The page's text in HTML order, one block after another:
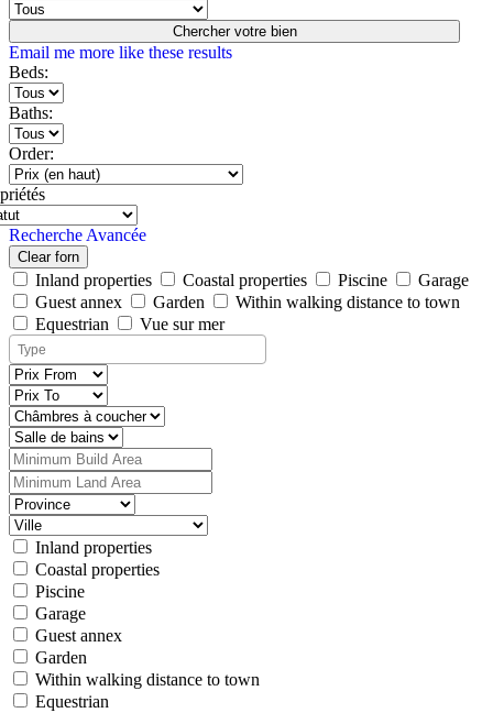
Chercher votre bien
Email me more like these results
Beds:
Baths:
Order:
Recherche Avancée
Clear forn
Inland properties Coastal properties Piscine
Garage
Guest annex
Garden
Within walking distance to town
Equestrian
Vue sur mer
Inland properties
Coastal properties
Piscine
Garage
Guest annex
Garden
Within walking distance to town
Equestrian